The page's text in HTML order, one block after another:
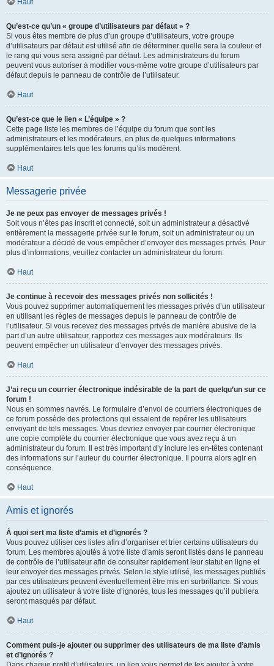
Haut
Qu’est-ce qu’un « groupe d’utilisateurs par défaut » ?
Si vous êtes membre de plus d’un groupe d’utilisateurs, votre groupe
d’utilisateurs par défaut est utilisé afin de déterminer quelle sera la couleur et
le rang qui vous sera assigné par défaut. Les administrateurs du forum
peuvent vous autoriser à modifier vous-même votre groupe d’utilisateurs par
défaut depuis le panneau de contrôle de l’utilisateur.
Haut
Qu’est-ce que le lien « L’équipe » ?
Cette page liste les membres de l’équipe du forum que sont les
administrateurs et les modérateurs, en plus de quelques informations
supplémentaires tels que les forums qu’ils modèrent.
Haut
Messagerie privée
Je ne peux pas envoyer de messages privés !
Soit vous n’êtes pas inscrit et connecté, soit un administrateur a désactivé
entièrement la messagerie privée sur le forum, soit un administrateur ou un
modérateur a décidé de vous empêcher d’envoyer des messages privés. Pour
plus d’informations, veuillez contacter un administrateur du forum.
Haut
Je continue à recevoir des messages privés non sollicités !
Vous pouvez supprimer automatiquement les messages privés d’un utilisateur
en utilisant les règles de messages depuis le panneau de contrôle de
l’utilisateur. Si vous recevez des messages privés de manière abusive de la
part d’un autre utilisateur, rapportez ces messages aux modérateurs. Ils
peuvent empêcher un utilisateur d’envoyer des messages privés.
Haut
J’ai reçu un courrier électronique indésirable de la part de quelqu’un sur ce
forum !
Nous en sommes navrés. Le formulaire d’envoi de courriers électroniques de
ce forum possède des protections qui essaient de repérer les utilisateurs
envoyant de tels messages. Vous devriez envoyer par courrier électronique
une copie complète du courrier électronique que vous avez reçu à un
administrateur du forum. Il est très important d’y inclure les en-têtes contenant
des informations sur l’auteur du courrier électronique. Il pourra alors agir en
conséquence.
Haut
Amis et ignorés
À quoi sert ma liste d’amis et d’ignorés ?
Vous pouvez utiliser ces listes afin d’organiser et trier certains utilisateurs du
forum. Les membres ajoutés à votre liste d’amis seront listés dans le panneau
de contrôle de l’utilisateur afin de consulter rapidement leur statut en ligne et
leur envoyer des messages privés. Selon le style utilisé, les messages publiés
par ces utilisateurs peuvent éventuellement être mis en surbrillance. Si vous
ajoutez un utilisateur à votre liste d’ignorés, tous les messages qu’il publiera
seront masqués par défaut.
Haut
Comment puis-je ajouter ou supprimer des utilisateurs de ma liste d’amis
et d’ignorés ?